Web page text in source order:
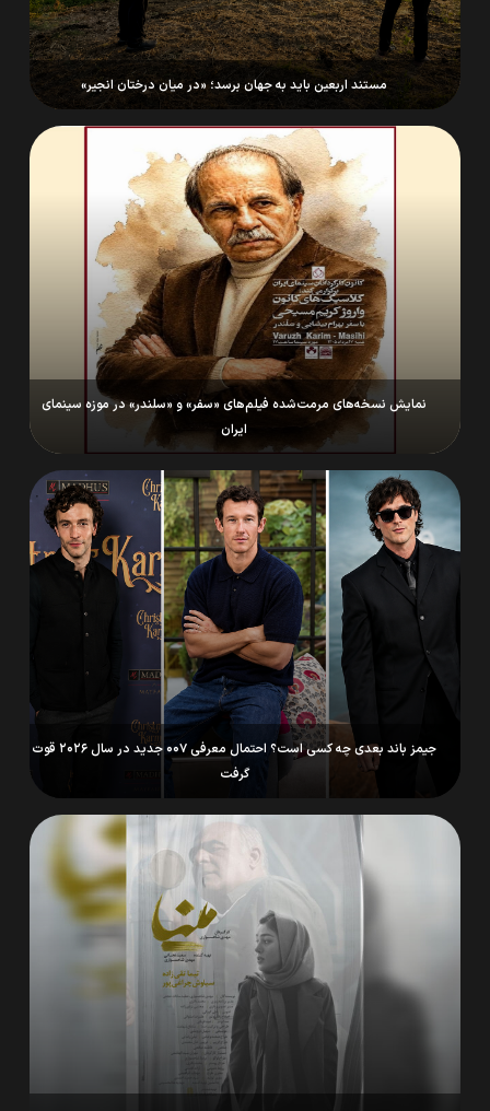
مستند اربعین باید به جهان برسد؛ «در میان درختان انجیر»
نمایش نسخه‌های مرمت‌شده فیلم‌های «سفر» و «سلندر» در موزه سینمای
ایران
جیمز باند بعدی چه کسی است؟ احتمال معرفی ۰۰۷ جدید در سال ۲۰۲۶ قوت
گرفت